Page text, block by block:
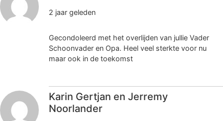
2 jaar geleden
Gecondoleerd met het overlijden van jullie Vader
Schoonvader en Opa. Heel veel sterkte voor nu
maar ook in de toekomst
Karin Gertjan en Jerremy
Noorlander